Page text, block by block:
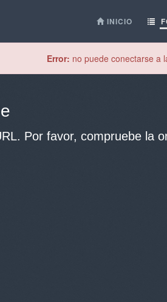
INICIO
Error: no puede conectarse a
Por favor, compruebe la